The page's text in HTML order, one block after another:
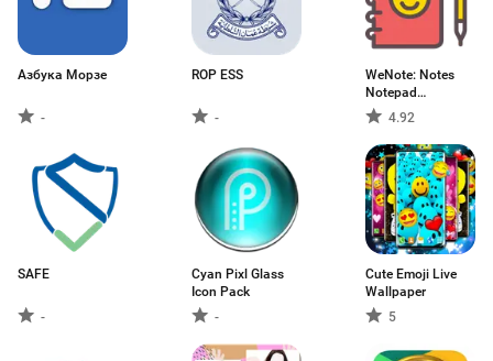
Азбука Морзе
-
ROP ESS
-
WeNote: Notes
Notepad
Notebook
4.92
SAFE
-
Cyan Pixl Glass
Icon Pack
-
Cute Emoji Live
Wallpaper
5